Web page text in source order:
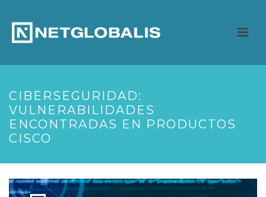
CIBERSEGURIDAD:
VULNERABILIDADES
ENCONTRADAS EN PRODUCTOS
CISCO